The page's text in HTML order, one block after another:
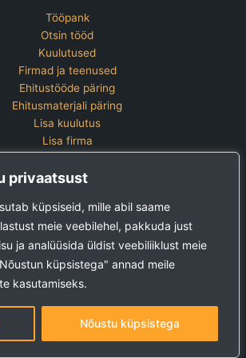
privaatsust
küpsiseid, mille abil saame
meie veebilehel, pakkuda just
ja analüüsida üldist veebiliiklust meie
küpsistega" annad meile
kasutamiseks.
Nõustu küpsistega
Tööpank
Otsin tööd
Kuulutused
Firmad ja teenused
Ehitustööde päring
Ehitusmaterjali päring
Lisa kuulutus
Lisa firma
Kontakt
Lisa kuulutus
Vaata ettevõtete pakette
Ehitus24 OÜ
+372 5123 867 (E-R 9-15)
kuulutused@ehitus24.ee
© 2026 Ehitus24